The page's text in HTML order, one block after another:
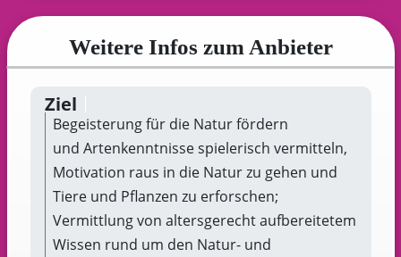
Weitere Infos zum Anbieter
Ziel
Begeisterung für die Natur fördern
und Artenkenntnisse spielerisch vermitteln,
Motivation raus in die Natur zu gehen und
Tiere und Pflanzen zu erforschen;
Vermittlung von altersgerecht aufbereitetem
Wissen rund um den Natur- und